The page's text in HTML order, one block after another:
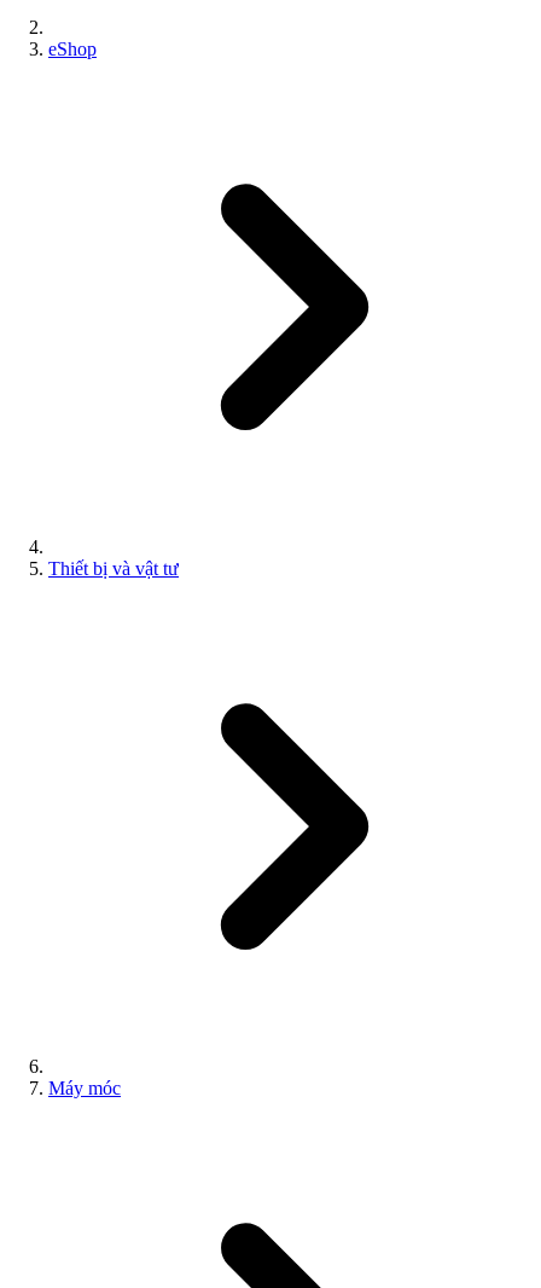
eShop
Thiết bị và vật tư
Máy móc